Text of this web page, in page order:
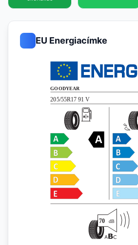
EU Energiacímke